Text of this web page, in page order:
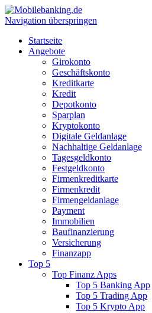
Navigation überspringen
Startseite
Angebote
Girokonto
Geschäftskonto
Kreditkarte
Kredit
Depotkonto
Sparplan
Kryptokonto
Digitale Geldanlage
Nachhaltige Geldanlage
Tagesgeldkonto
Festgeldkonto
Firmenkreditkarte
Firmenkredit
Firmengeldanlage
Payment
Immobilien
Baufinanzierung
Versicherung
Finanzapp
Top 5
Top Finanz Apps
Top 5 Banking App
Top 5 Trading App
Top 5 Krypto App